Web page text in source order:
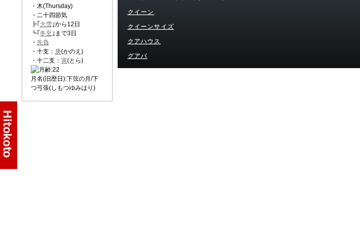
・木(Thursday)
・二十四節気
┣｢ 大雪｣から12日
┗｢ 冬至 ｣まで3日
・ 先負
・十支： 庚(かのえ)
・十二支： 寅(とら)
月名(旧歴日):下弦の月/下
つ弓張(しもつゆみはり)
クイーン
クイーンサイズ
クアハウス
グアバ